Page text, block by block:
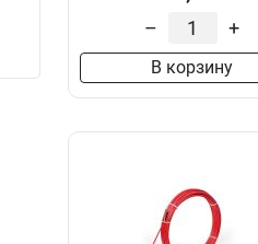
– +
В корзину